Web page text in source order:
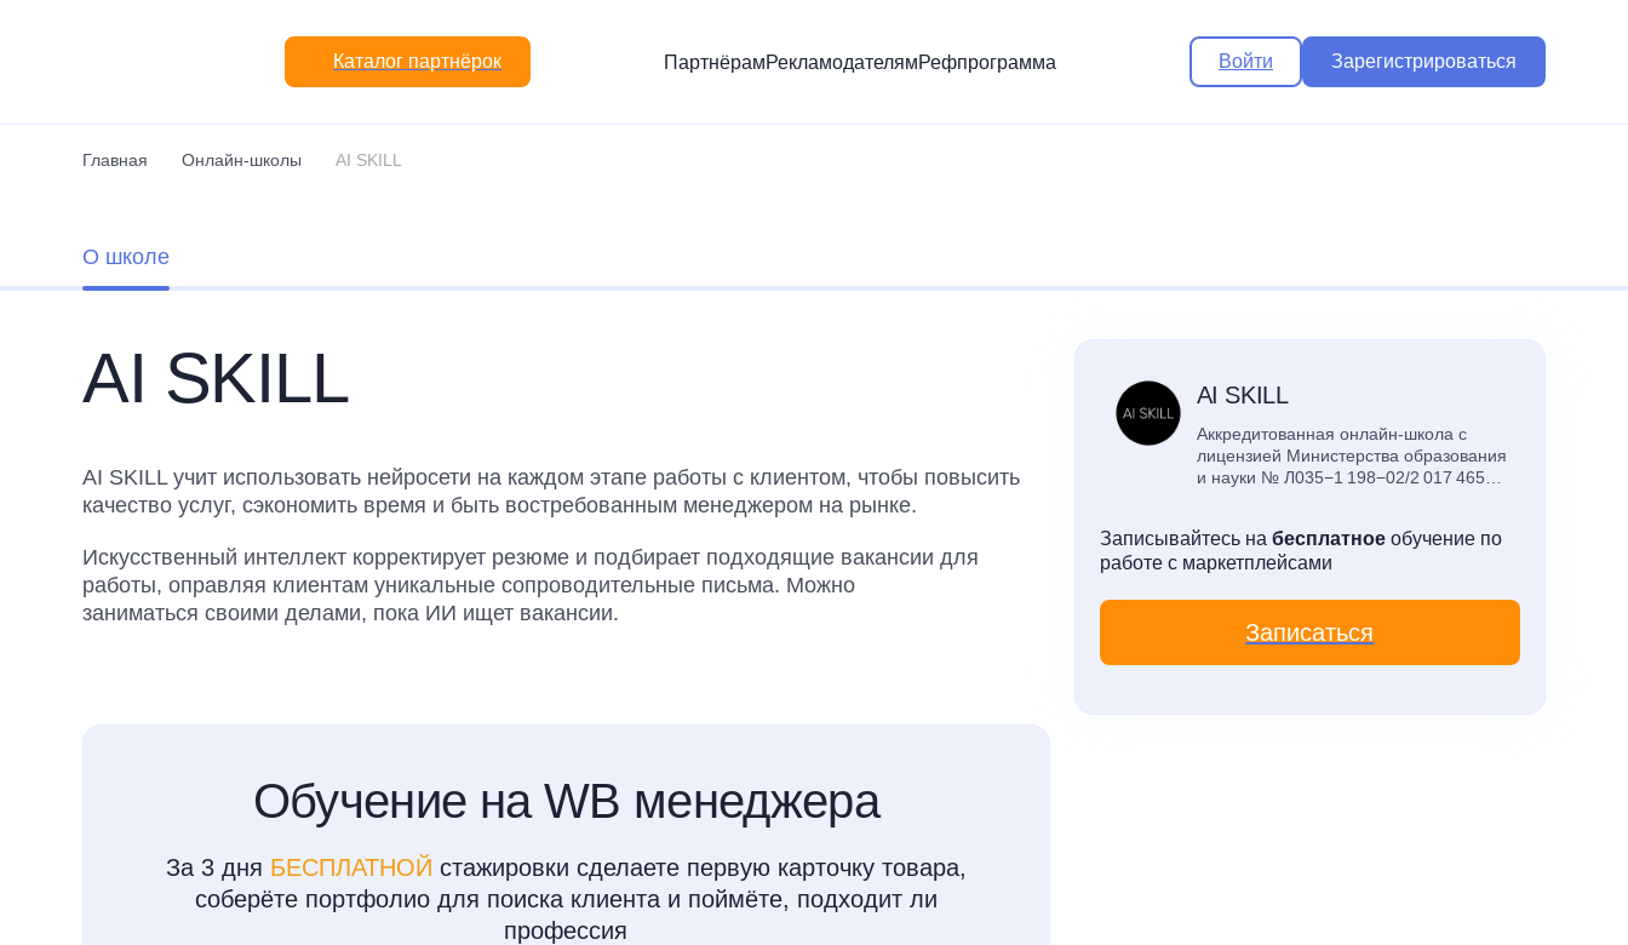
Каталог партнёрок ПартнёрамРекламодателямРефпрограмма Войти Зарегистрироваться
Главная Онлайн-школы AI SKILL
О школе
AI SKILL
AI SKILL учит использовать нейросети на каждом этапе работы с клиентом, чтобы повысить
качество услуг, сэкономить время и быть востребованным менеджером на рынке.
Искусственный интеллект корректирует резюме и подбирает подходящие вакансии для
работы, оправляя клиентам уникальные сопроводительные письма. Можно
заниматься своими делами, пока ИИ ищет вакансии.
Обучение на WB менеджера
За 3 дня БЕСПЛАТНОЙ стажировки сделаете первую карточку товара,
соберёте портфолио для поиска клиента и поймёте, подходит ли
профессия
AI SKILL
Аккредитованная онлайн-школа с
лицензией Министерства образования
и науки № Л035−1 198−02/2 017 465
искусственного интеллекта.
Записывайтесь на бесплатноеобучение по
работе с маркетплейсами
Записаться